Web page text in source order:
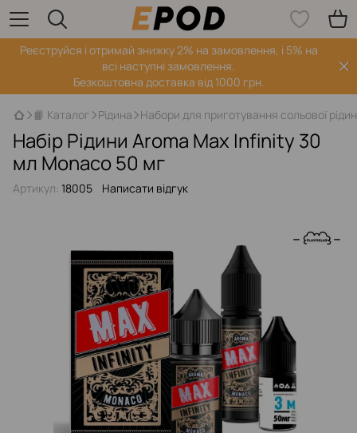
Реєструйся і отримай знижку 2% на замовлення, і 5% на
всі наступні замовлення.
Безкоштовна доставка від 1000 грн.
📙 Каталог Рідина Набори для приготування сольової
Набір Рідини Aroma Max Infinity 30
мл Monaco 50 мг
Артикул: 18005 Написати відгук